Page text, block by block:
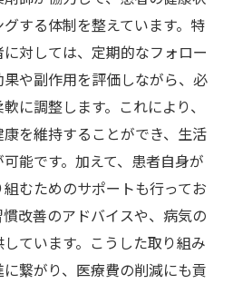
する体制を整えています。特
対しては、定期的なフォロー
や副作用を評価しながら、必
に調整します。これにより、
を維持することができ、生活
能です。加えて、患者自身が
むためのサポートも行ってお
改善のアドバイスや、病気の
ています。こうした取り組み
繋がり、医療費の削減にも貢